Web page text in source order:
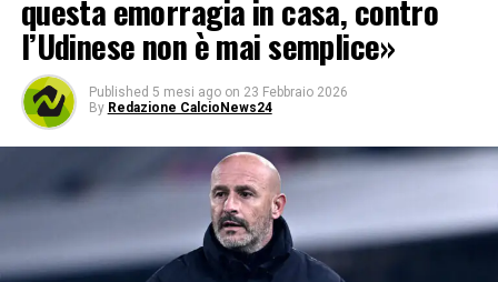
questa emorragia in casa, contro
l’Udinese non è mai semplice»
Published 5 mesi ago on 23 Febbraio 2026
By Redazione CalcioNews24